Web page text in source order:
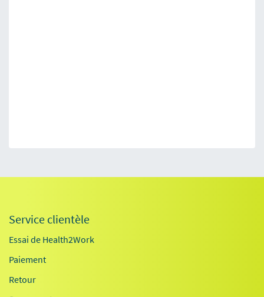
Service clientèle
Essai de Health2Work
Paiement
Retour